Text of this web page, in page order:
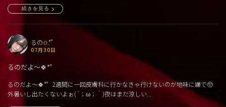
続きを見る
るの✩.*˚
07月30日
るのだよ〜🍀*゜
るのだよ〜🍀*゜2週間に一回皮膚科に行かなきゃ行けないのが地味に嫌で🥺
外暑いし出たくないよぉ(´；ω；｀)夜はまだ涼しい...